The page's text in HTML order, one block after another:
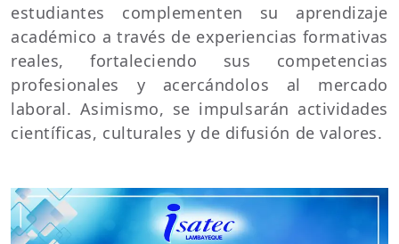
estudiantes complementen su aprendizaje
académico a través de experiencias formativas
reales, fortaleciendo sus competencias
profesionales y acercándolos al mercado
laboral. Asimismo, se impulsarán actividades
científicas, culturales y de difusión de valores.